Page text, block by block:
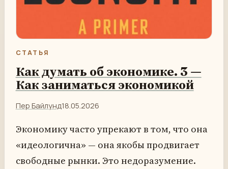
СТАТЬЯ
Как думать об экономике. 3 —
Как заниматься экономикой
Пер Байлунд18.05.2026
Экономику часто упрекают в том, что она
«идеологична» — она якобы продвигает
свободные рынки. Это недоразумение.